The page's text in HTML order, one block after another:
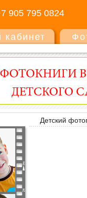
905 795 0824
кабинет
Детский